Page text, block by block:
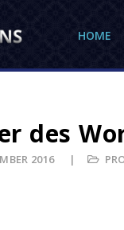
HOME
des
2016